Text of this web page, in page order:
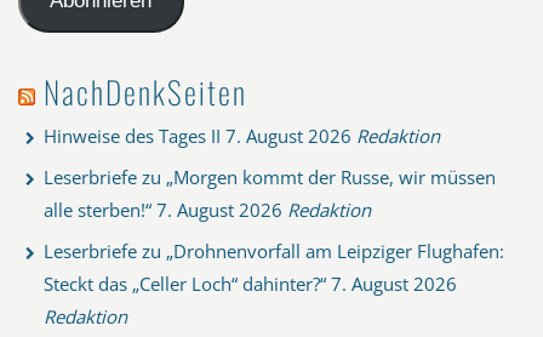
NachDenkSeiten
Hinweise des Tages II 7. August 2026 Redaktion
Leserbriefe zu „Morgen kommt der Russe, wir müssen
alle sterben!“ 7. August 2026 Redaktion
Leserbriefe zu „Drohnenvorfall am Leipziger Flughafen:
Steckt das „Celler Loch“ dahinter?“ 7. August 2026
Redaktion